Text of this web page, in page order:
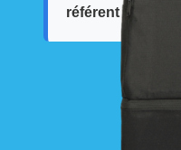
référent des